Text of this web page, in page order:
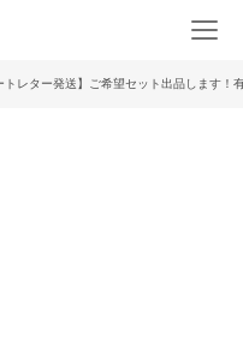
トレター発送】ご希望セット出品します！